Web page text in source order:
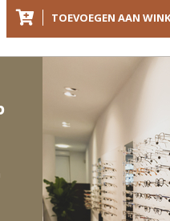
TOEVOEGEN AAN